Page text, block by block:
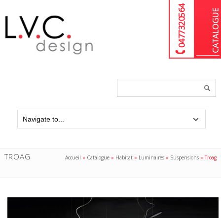
04 77 32 05 64
TROAG Accueil » Catalogue » Habitat » Luminaires » Suspensions »Troag